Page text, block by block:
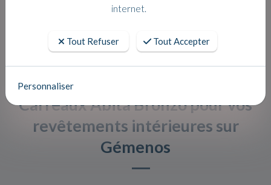
Accueil Actualites
Carreaux Abita Bronzo pour vos
revêtements intérieures sur
Gémenos
internet.
Tout Refuser Tout Accepter
Personnaliser